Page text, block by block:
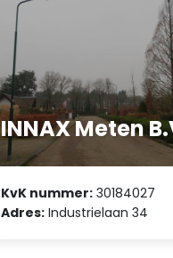
INNAX Meten
KvK nummer: 30184027
Adres: Industrielaan 34